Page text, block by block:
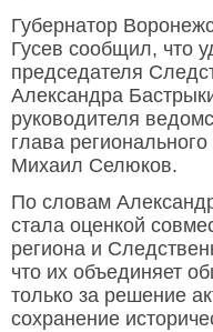
Губернатор
Гусев сообщил, что
председателя
Александра
руководителя
глава
Михаил Селюков.
По словам
стала оценкой
региона и
что их объединяет
только за решение
сохранение